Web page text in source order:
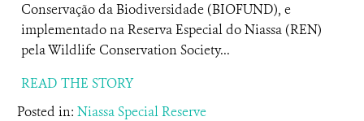
Conservação da Biodiversidade (BIOFUND), e
implementado na Reserva Especial do Niassa (REN)
pela Wildlife Conservation Society...
READ THE STORY
Posted in: Niassa Special Reserve